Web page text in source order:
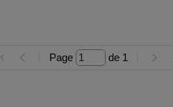
Page de 1